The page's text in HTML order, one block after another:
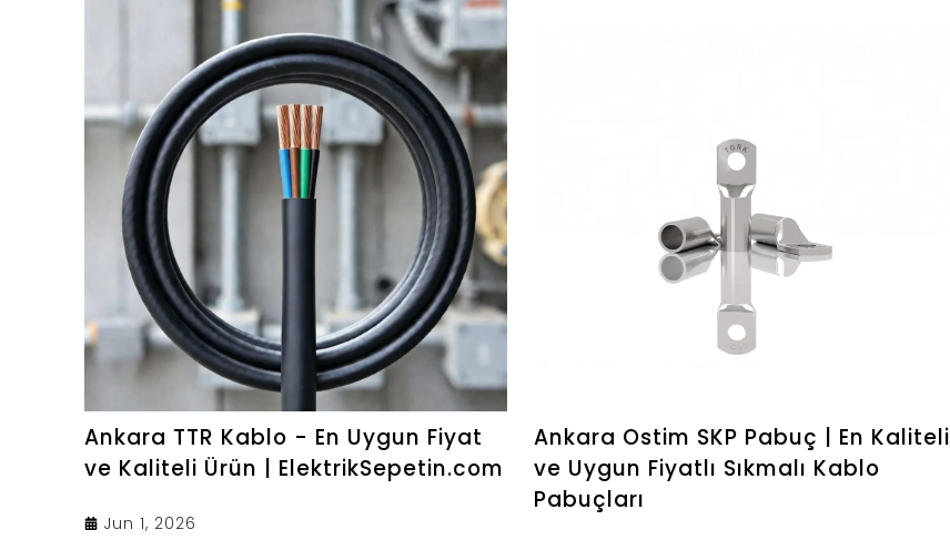
Ankara TTR Kablo - En Uygun Fiyat
ve Kaliteli Ürün | ElektrikSepetin.com
Jun 1, 2026
Ankara Ostim SKP Pabuç | En Kaliteli
ve Uygun Fiyatlı Sıkmalı Kablo
Pabuçları